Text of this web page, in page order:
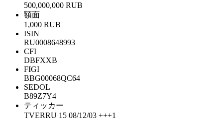
500,000,000 RUB
額面
1,000 RUB
ISIN
RU0008648993
CFI
DBFXXB
FIGI
BBG00068QC64
SEDOL
B89Z7Y4
ティッカー
TVERRU 15 08/12/03 +++1